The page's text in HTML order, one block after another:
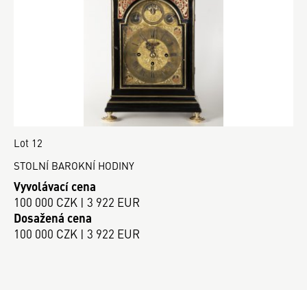
Lot 12
STOLNÍ BAROKNÍ HODINY
Vyvolávací cena
100 000 CZK | 3 922 EUR
Dosažená cena
100 000 CZK | 3 922 EUR